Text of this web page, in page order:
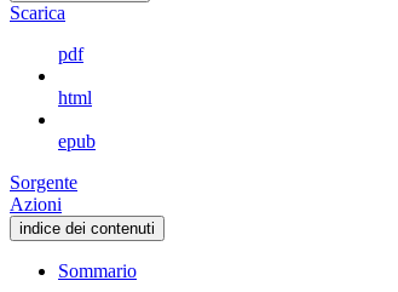
Scarica
pdf
html
epub
Sorgente
Azioni
indice dei contenuti
Sommario